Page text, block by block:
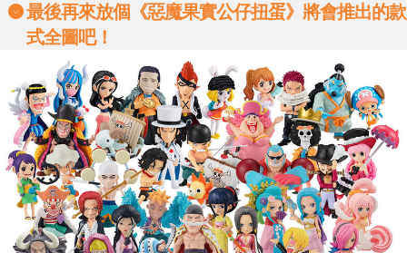
最後再來放個《惡魔果實公仔扭蛋》將會推出的款
式全圖吧！